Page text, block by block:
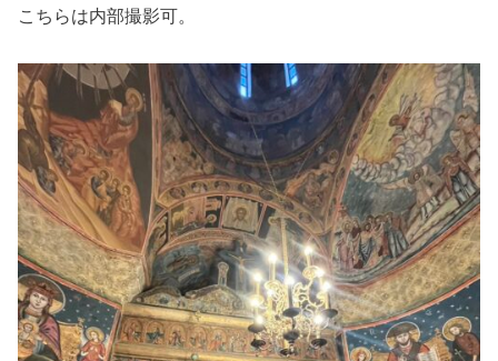
こちらは内部撮影可。